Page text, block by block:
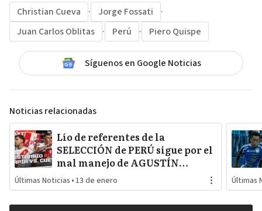
Christian Cueva
· Jorge Fossati
·
Juan Carlos Oblitas
· Perú · Piero Quispe
Síguenos en Google Noticias
Noticias relacionadas
Lío de referentes de la
SELECCIÓN de PERÚ sigue por el
mal manejo de AGUSTÍN
LOZANO al frente de la
FEDERACIÓN PERUANA de
FÚTBOL
Últimas Noticias • 13 de enero Últimas